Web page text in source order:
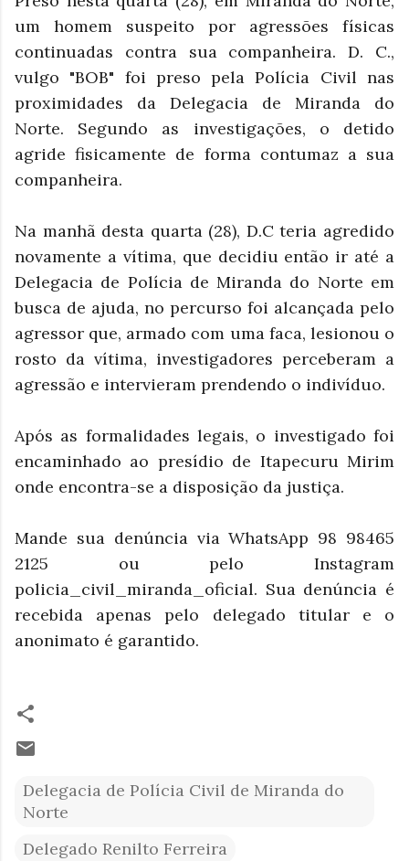
um homem suspeito por agressões físicas
continuadas contra sua companheira.D. C.,
vulgo "BOB" foi preso pela Polícia Civil nas
proximidades da Delegacia de Miranda do
Norte. Segundo as investigações, o detido
agride fisicamente de forma contumaz a sua
companheira.
Na manhã desta quarta (28), D.C teria agredido
novamente a vítima, que decidiu então ir até a
Delegacia de Polícia de Miranda do Norte em
busca de ajuda, no percurso foi alcançada pelo
agressor que, armado com uma faca, lesionou o
rosto da vítima, investigadores perceberam a
agressão e intervieram prendendo o indivíduo.
Após as formalidades legais, o investigado foi
encaminhado ao presídio de Itapecuru Mirim
onde encontra-se a disposição da justiça.
Mande sua denúncia via WhatsApp 98 98465
2125 ou pelo Instagram
policia_civil_miranda_oficial. Sua denúncia é
recebida apenas pelo delegado titular e o
anonimato é garantido.
Delegacia de Polícia Civil de Miranda do
Norte
Delegado Renilto Ferreira